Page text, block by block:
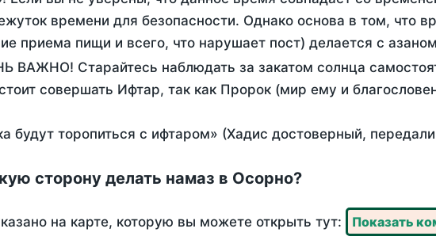
времени для безопасности. Однако основа в том, что
приема пищи и всего, что нарушает пост) делается с
ВАЖНО! Старайтесь наблюдать за закатом солнца
совершать Ифтар, так как Пророк (мир ему и
будут торопиться с ифтаром» (Хадис достоверный,
сторону делать намаз в Осорно?
на карте, которую вы можете открыть тут: Показать